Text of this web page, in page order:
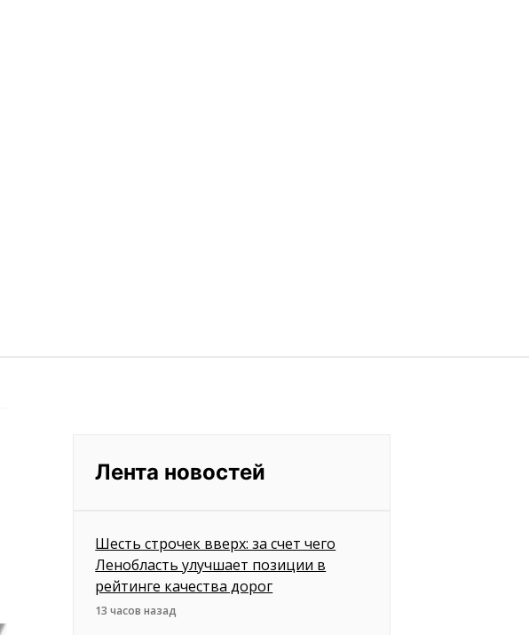
Лента новостей
Шесть строчек вверх: за счет чего
Ленобласть улучшает позиции в
рейтинге качества дорог
13 часов назад